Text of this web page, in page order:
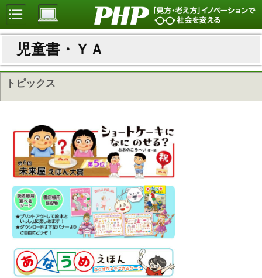
児童書・ＹＡ
トピックス